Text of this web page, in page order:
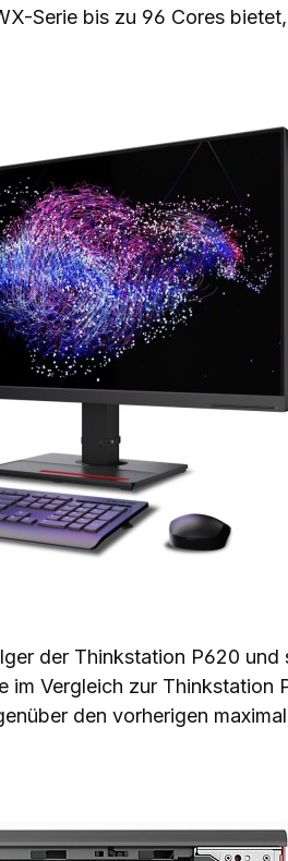
Serie bis zu 96 Cores
der Thinkstation P620 und
Vergleich zur Thinkstation
den vorherigen